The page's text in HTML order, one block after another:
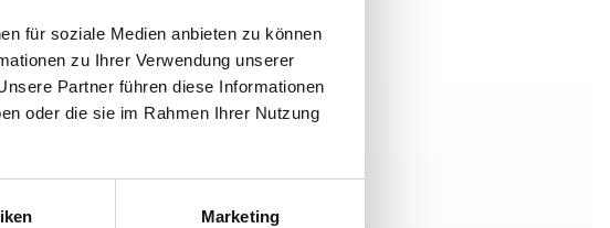
für soziale Medien anbieten zu können
zu Ihrer Verwendung unserer
Partner führen diese Informationen
oder die sie im Rahmen Ihrer Nutzung
Marketing